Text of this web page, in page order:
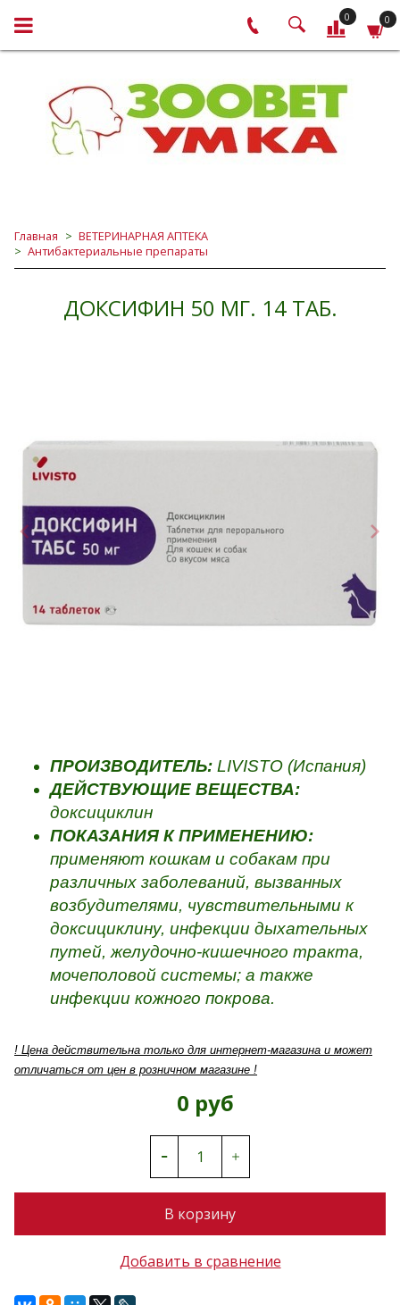
0 0
Главная
ВЕТЕРИНАРНАЯ АПТЕКА
Антибактериальные препараты
ДОКСИФИН 50 МГ. 14 ТАБ.
ПРОИЗВОДИТЕЛЬ: LIVISTO (Испания)
ДЕЙСТВУЮЩИЕ ВЕЩЕСТВА:
доксициклин
ПОКАЗАНИЯ К ПРИМЕНЕНИЮ:
применяют кошкам и собакам при
различных заболеваний, вызванных
возбудителями, чувствительными к
доксициклину, инфекции дыхательных
путей, желудочно-кишечного тракта,
мочеполовой системы; а также
инфекции кожного покрова.
! Цена действительна только для интернет-магазина и может
отличаться от цен в розничном магазине !
0 руб
В корзину
Добавить в сравнение